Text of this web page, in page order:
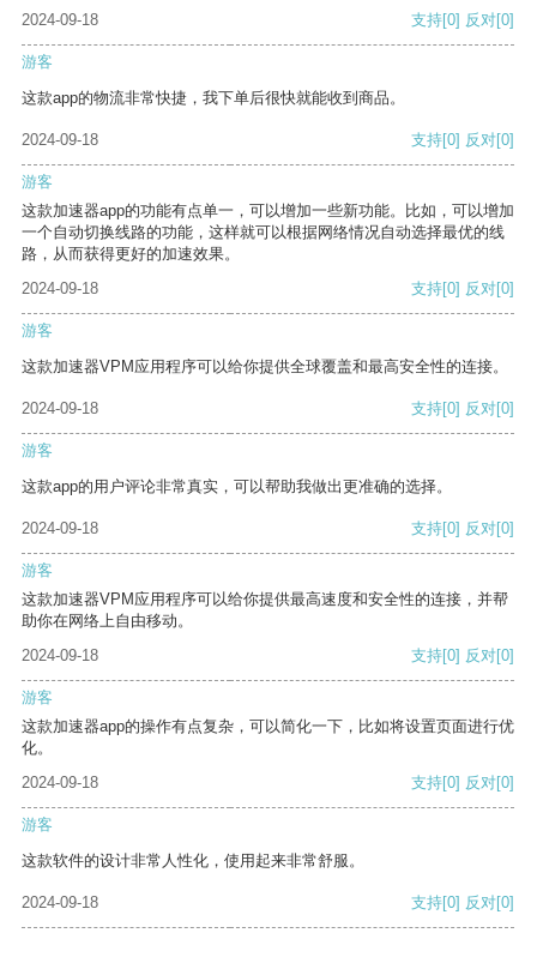
2024-09-18 支持[0] 反对[0]
游客
这款app的物流非常快捷，我下单后很快就能收到商品。
2024-09-18 支持[0] 反对[0]
游客
这款加速器app的功能有点单一，可以增加一些新功能。比如，可以增加
一个自动切换线路的功能，这样就可以根据网络情况自动选择最优的线
路，从而获得更好的加速效果。
2024-09-18
支持[0] 反对[0]
游客
这款加速器VPM应用程序可以给你提供全球覆盖和最高安全性的连接。
2024-09-18 支持[0] 反对[0]
游客
这款app的用户评论非常真实，可以帮助我做出更准确的选择。
2024-09-18 支持[0] 反对[0]
游客
这款加速器VPM应用程序可以给你提供最高速度和安全性的连接，并帮
助你在网络上自由移动。
2024-09-18
支持[0] 反对[0]
游客
这款加速器app的操作有点复杂，可以简化一下，比如将设置页面进行优
化。
2024-09-18
支持[0] 反对[0]
游客
这款软件的设计非常人性化，使用起来非常舒服。
2024-09-18 支持[0] 反对[0]